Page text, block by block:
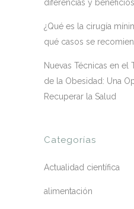
diferencias y beneficios
¿Qué es la cirugía
qué casos se
Nuevas Técnicas en el
de la Obesidad: Una
Recuperar la Salud
Categorías
Actualidad científica
alimentación